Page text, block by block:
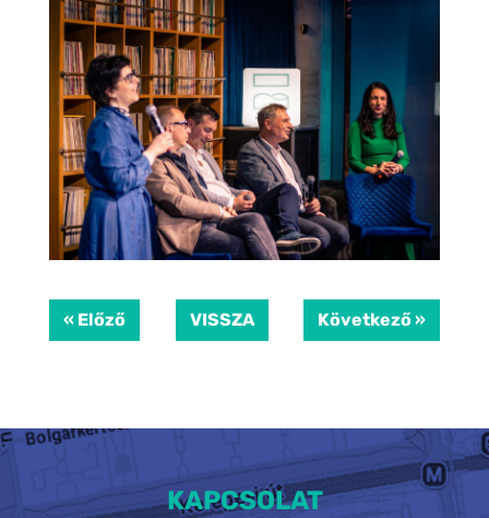
« Előző VISSZA Következő »
KAPCSOLAT